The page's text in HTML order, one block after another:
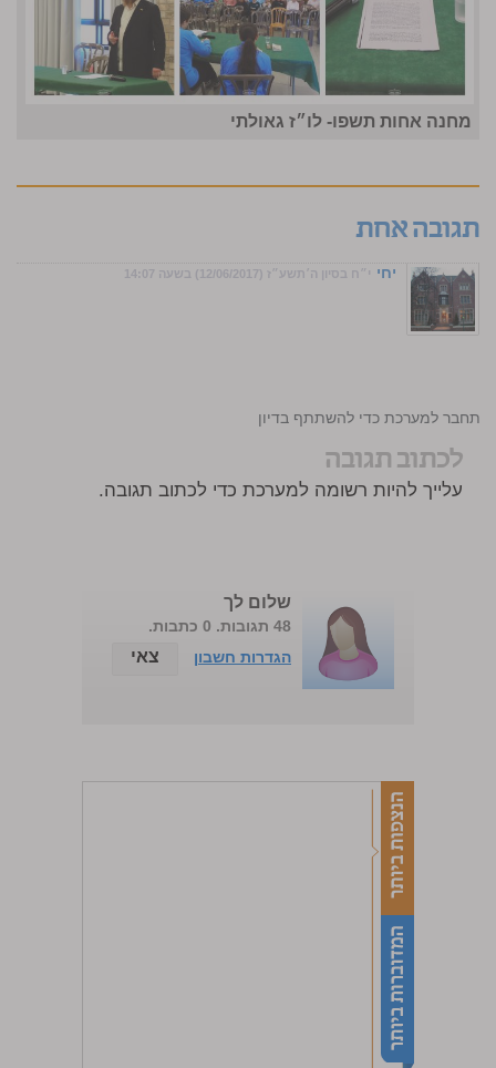
מחנה אחות תשפו- לו״ז גאולתי
תגובה אחת
יחי י״ח בסיון ה׳תשע״ז (12/06/2017) בשעה 14:07
התחבר למערכת כדי להשתתף בדיון
לכתוב תגובה
עלייך להיות רשומה למערכת כדי לכתוב תגובה.
שלום לך
48 תגובות. 0 כתבות.
הגדרות חשבון
צאי